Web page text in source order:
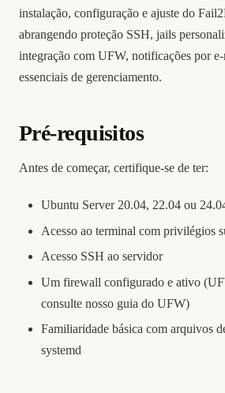
instalação, configuração e ajuste do
abrangendo proteção SSH, jails
integração com UFW, notificações por
essenciais de gerenciamento.
Pré-requisitos
Antes de começar, certifique-se de ter:
Ubuntu Server 20.04, 22.04 ou
Acesso ao terminal com privilégios
Acesso SSH ao servidor
Um firewall configurado e ativo
consulte nosso guia do UFW)
Familiaridade básica com arquivos
systemd